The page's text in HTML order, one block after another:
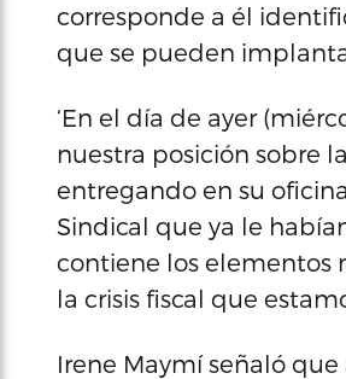
corresponde a él
que se pueden
‘En el día de ayer
nuestra posición sobre
entregando en su
Sindical que ya le
contiene los elementos
la crisis fiscal que
Irene Maymí señaló